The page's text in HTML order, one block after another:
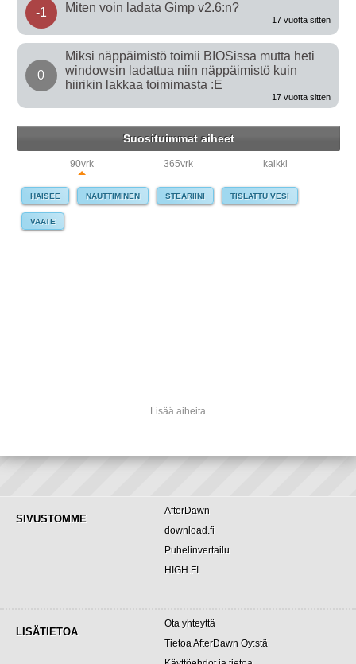
-1 Miten voin ladata Gimp v2.6:n?
17 vuotta sitten
0
Miksi näppäimistö toimii BIOSissa mutta heti
windowsin ladattua niin näppäimistö kuin
hiirikin lakkaa toimimasta :E
17 vuotta sitten
Suosituimmat aiheet
90vrk 365vrk kaikki
HAISEE NAUTTIMINEN STEARIINI TISLATTU VESI
VAATE
Lisää aiheita
SIVUSTOMME
AfterDawn
download.fi
Puhelinvertailu
HIGH.FI
LISÄTIETOA
Ota yhteyttä
Tietoa AfterDawn Oy:stä